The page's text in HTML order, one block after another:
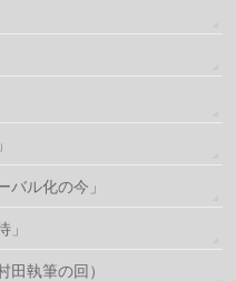
ル化の今」
田執筆の回）